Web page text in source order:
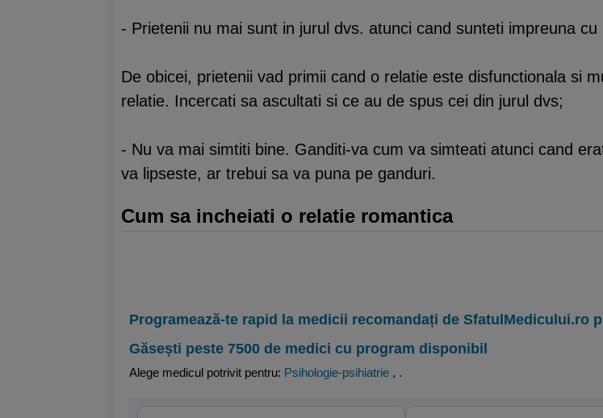
- Prietenii nu mai sunt in jurul dvs. atunci cand sunteti impreuna cu
De obicei, prietenii vad primii cand o relatie este disfunctionala si
relatie. Incercati sa ascultati si ce au de spus cei din jurul dvs;
- Nu va mai simtiti bine. Ganditi-va cum va simteati atunci cand
va lipseste, ar trebui sa va puna pe ganduri.
Cum sa incheiati o relatie romantica
Programează-te rapid la medicii recomandați de SfatulMedicului.ro
Găsești peste 7500 de medici cu program disponibil
Alege medicul potrivit pentru: Psihologie-psihiatrie , .